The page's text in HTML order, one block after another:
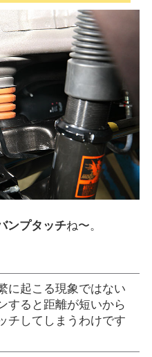
ンプタッチね〜。
に起こる現象ではない
すると距離が短いから
チしてしまうわけです